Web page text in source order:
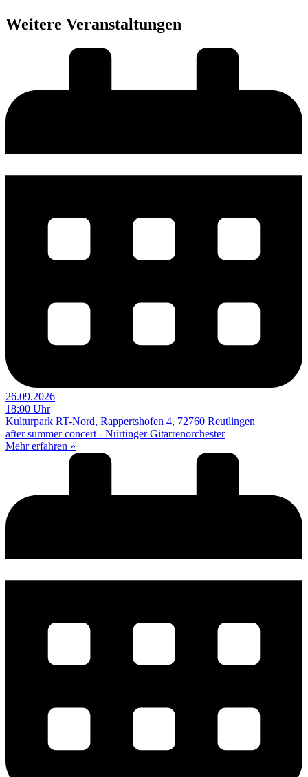
Weitere Veranstaltungen
26.09.2026
18:00 Uhr
Kulturpark RT-Nord, Rappertshofen 4, 72760 Reutlingen
after summer concert - Nürtinger Gitarrenorchester
Mehr erfahren »